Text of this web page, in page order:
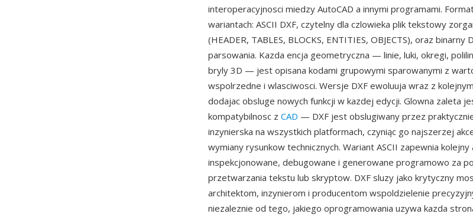
interoperacyjnosci miedzy AutoCAD a innymi programami.
wariantach: ASCII DXF, czytelny dla czlowieka plik tekstowy
(HEADER, TABLES, BLOCKS, ENTITIES, OBJECTS), oraz binarny
parsowania. Kazda encja geometryczna — linie, luki, okregi,
bryly 3D — jest opisana kodami grupowymi sparowanymi z
wspolrzedne i wlasciwosci. Wersje DXF ewoluuja wraz z
dodajac obsluge nowych funkcji w kazdej edycji. Glowna zaleta
kompatybilnosc z CAD — DXF jest obslugiwany przez praktycznie
inzynierska na wszystkich platformach, czyniąc go najszerzej
wymiany rysunkow technicznych. Wariant ASCII zapewnia
inspekcjonowane, debugowane i generowane programowo za
przetwarzania tekstu lub skryptow. DXF sluzy jako krytyczny
architektom, inzynierom i producentom wspoldzielenie
niezaleznie od tego, jakiego oprogramowania uzywa kazda